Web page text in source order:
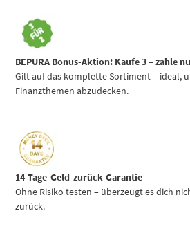
BEPURA Bonus-Aktion: Kaufe 3 – zahle
Gilt auf das komplette Sortiment – ideal,
Finanzthemen abzudecken.
14-Tage-Geld-zurück-Garantie
Ohne Risiko testen – überzeugt es dich
zurück.